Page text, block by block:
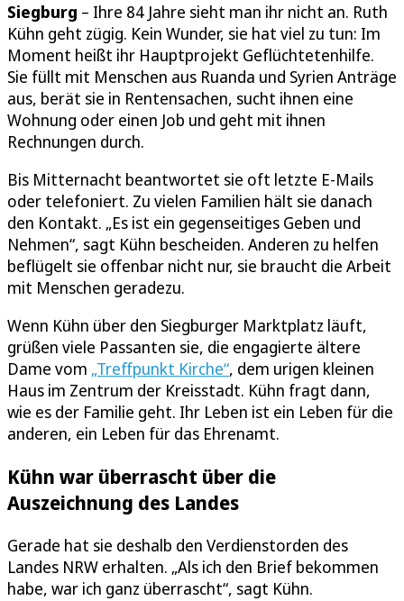
Siegburg – Ihre 84 Jahre sieht man ihr nicht an. Ruth
Kühn geht zügig. Kein Wunder, sie hat viel zu tun: Im
Moment heißt ihr Hauptprojekt Geflüchtetenhilfe.
Sie füllt mit Menschen aus Ruanda und Syrien Anträge
aus, berät sie in Rentensachen, sucht ihnen eine
Wohnung oder einen Job und geht mit ihnen
Rechnungen durch.
Bis Mitternacht beantwortet sie oft letzte E-Mails
oder telefoniert. Zu vielen Familien hält sie danach
den Kontakt. „Es ist ein gegenseitiges Geben und
Nehmen“, sagt Kühn bescheiden. Anderen zu helfen
beflügelt sie offenbar nicht nur, sie braucht die Arbeit
mit Menschen geradezu.
Wenn Kühn über den Siegburger Marktplatz läuft,
grüßen viele Passanten sie, die engagierte ältere
Dame vom „Treffpunkt Kirche“, dem urigen kleinen
Haus im Zentrum der Kreisstadt. Kühn fragt dann,
wie es der Familie geht. Ihr Leben ist ein Leben für die
anderen, ein Leben für das Ehrenamt.
Kühn war überrascht über die
Auszeichnung des Landes
Gerade hat sie deshalb den Verdienstorden des
Landes NRW erhalten. „Als ich den Brief bekommen
habe, war ich ganz überrascht“, sagt Kühn.